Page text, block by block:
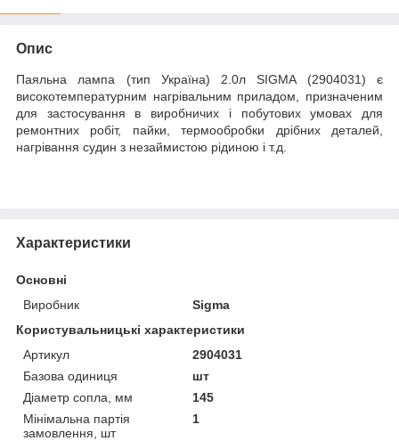
Опис
Паяльна лампа (тип Україна) 2.0л SIGMA (2904031) є
високотемпературним нагрівальним приладом, призначеним
для застосування в виробничих і побутових умовах для
ремонтних робіт, пайки, термообробки дрібних деталей,
нагрівання судин з незаймистою рідиною і т.д.
Характеристики
Основні
Виробник
Sigma
Користувальницькі характеристики
Артикул
2904031
Базова одиниця
шт
Діаметр сопла, мм
145
Мінімальна партія
замовлення, шт
1